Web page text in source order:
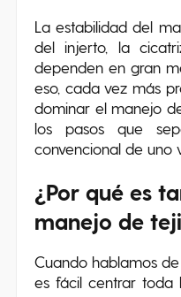
La estabilidad del
del injerto, la
dependen en gran
eso, cada vez más
dominar el manejo
los pasos que
convencional de uno
¿Por qué es
manejo de
Cuando hablamos
es fácil centrar toda